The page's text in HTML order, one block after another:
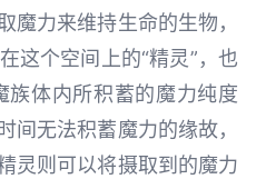
魔力来维持生命的生物，
这个空间上的“精灵”，也
族体内所积蓄的魔力纯度
间无法积蓄魔力的缘故，
灵则可以将摄取到的魔力